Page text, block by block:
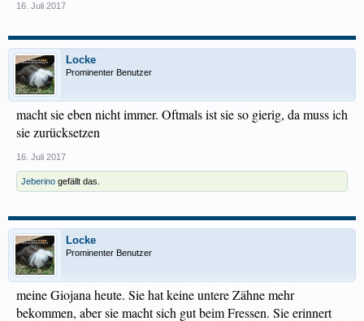
16. Juli 2017
Locke
Prominenter Benutzer
macht sie eben nicht immer. Oftmals ist sie so gierig, da muss ich
sie zurücksetzen
16. Juli 2017
Jeberino gefällt das.
Locke
Prominenter Benutzer
meine Giojana heute. Sie hat keine untere Zähne mehr
bekommen, aber sie macht sich gut beim Fressen. Sie erinnert